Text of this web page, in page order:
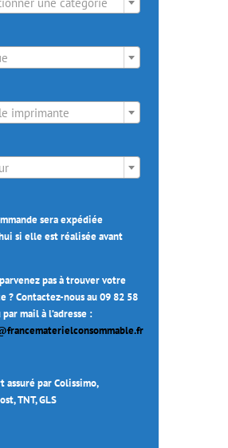
imprimante
sera expédiée
si elle est réalisée avant
pas à trouver votre
? Contactez-nous au 09 82 58
mail à l’adresse :
assuré par Colissimo,
TNT, GLS